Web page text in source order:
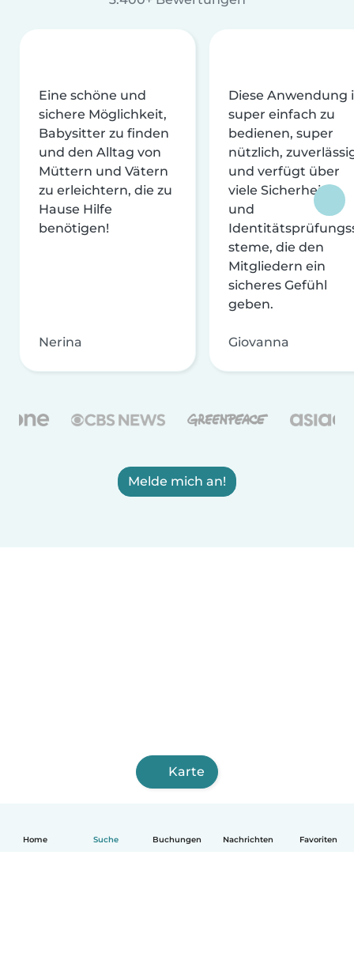
Home Suche Buchungen Nachrichten Favoriten
Eine schöne und
sichere Möglichkeit,
Babysitter zu finden
und den Alltag von
Müttern und Vätern
zu erleichtern, die zu
Hause Hilfe
benötigen!
Nerina
Diese Anwendung
super einfach zu
bedienen, super
nützlich,
und verfügt über
viele Sicherheits-
und
steme, die den
Mitgliedern ein
sicheres Gefühl
geben.
Giovanna
Melde mich an!
Karte